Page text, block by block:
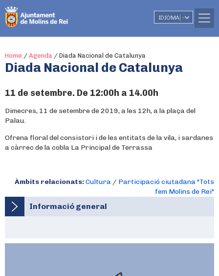
IDIOMA ▼
Home / Agenda / Diada Nacional de Catalunya
Diada Nacional de Catalunya
11 de setembre. De 12:00h a 14.00h
Dimecres, 11 de setembre de 2019, a les 12h, a la plaça del
Palau.
Ofrena floral del consistori i de les entitats de la vila, i sardanes
a càrrec de la cobla La Principal de Terrassa
Àmbits relacionats:Cultura / Participació ciutadana "Tots
fem Molins de Rei"
Informació general